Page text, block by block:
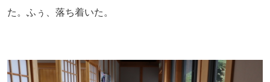
た。ふぅ、落ち着いた。